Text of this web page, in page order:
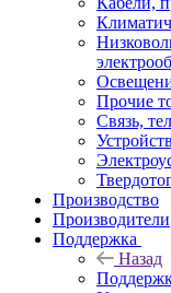
Прочие
Связь,
Производство
Производители
Поддержка
Назад